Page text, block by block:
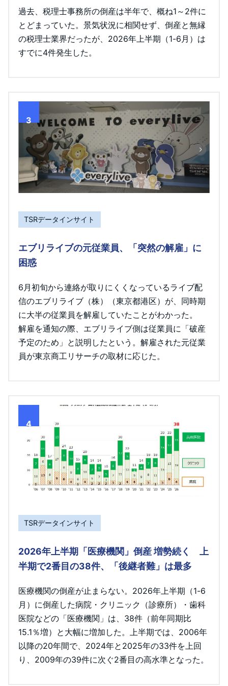
過去、税理士事務所の倒産は半年で、概ね1～2件に
とどまっていた。景気状況に相関せず、倒産と無縁
の税理士業界だったが、2026年上半期（1-6月）は
すでに4件発生した。
3
TSRデータインサイト
エブリライブの元従業員、「突然の解雇」に
困惑
6月初旬から連絡が取りにくくなっているライブ配
信のエブリライブ（株）（東京都港区）が、同時期
に大半の従業員を解雇していたことがわかった。
解雇を通知の際、エブリライブ側は従業員に「破産
予定のため」と説明したという。解雇された元従業
員が東京商工リサーチの取材に応じた。
4
TSRデータインサイト
2026年上半期「医療機関」倒産 増勢続く 上
半期で2番目の38件、「後継者難」は最多
医療機関の倒産が止まらない。2026年上半期（1-6
月）に倒産した病院・クリニック（診療所）・歯科
医院などの「医療機関」は、38件（前年同期比
15.1％増）と大幅に増加した。上半期では、2006年
以降の20年間で、2024年と2025年の33件を上回
り、2009年の39件に次ぐ2番目の高水準となった。